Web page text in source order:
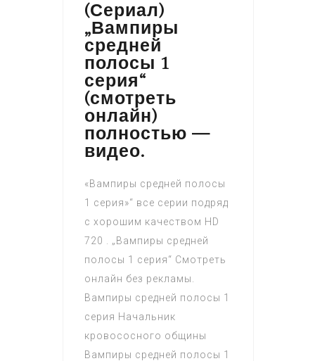
(Сериал)
„Вампиры
средней
полосы 1
серия“
(смотреть
онлайн)
полностью —
видео.
«Вампиры средней полосы
1 серия»“ все серии подряд
с хорошим качеством HD
720 . „Вампиры средней
полосы 1 серия“ Смотреть
онлайн без рекламы.
Вампиры средней полосы 1
серия Начальник
кровососного общины
Вампиры средней полосы 1